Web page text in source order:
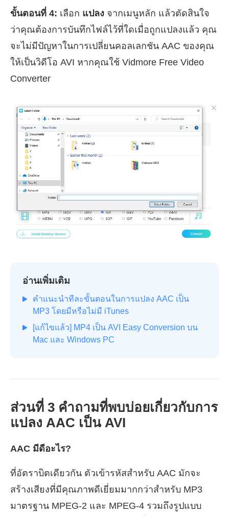
ขั้นตอนที่ 4: เลือก แปลง จากเมนูหลัก แล้วตัดสินใจ
ว่าคุณต้องการบันทึกไฟล์ไว้ที่ใดเมื่อถูกแปลงแล้ว คุณ
จะไม่มีปัญหาในการเปลี่ยนคอลเลกชัน AAC ของคุณ
ให้เป็นวิดีโอ AVI หากคุณใช้ Vidmore Free Video
Converter
อ่านเพิ่มเติม
คำแนะนำทีละขั้นตอนในการแปลง AAC เป็น
MP3 โดยมีหรือไม่มี iTunes
[แก้ไขแล้ว] MP4 เป็น AVI Easy Conversion บน
Mac และ Windows PC
ส่วนที่ 3 คำถามที่พบบ่อยเกี่ยวกับการ
แปลง AAC เป็น AVI
AAC มีดีอะไร?
ที่อัตราบิตเดียวกัน ตัวเข้ารหัสสำหรับ AAC มักจะ
สร้างเสียงที่มีคุณภาพดีเยี่ยมมากกว่าสำหรับ MP3
มาตรฐาน MPEG-2 และ MPEG-4 รวมถึงรูปแบบ